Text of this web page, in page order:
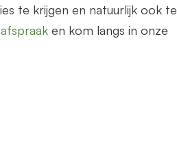
te krijgen en natuurlijk ook te
en kom langs in onze